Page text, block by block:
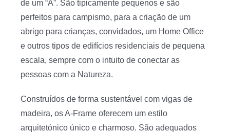
de um “A”. São tipicamente pequenos e são
perfeitos para campismo, para a criação de um
abrigo para crianças, convidados, um Home Office
e outros tipos de edifícios residenciais de pequena
escala, sempre com o intuito de conectar as
pessoas com a Natureza.
Construídos de forma sustentável com vigas de
madeira, os A-Frame oferecem um estilo
arquitetónico único e charmoso. São adequados